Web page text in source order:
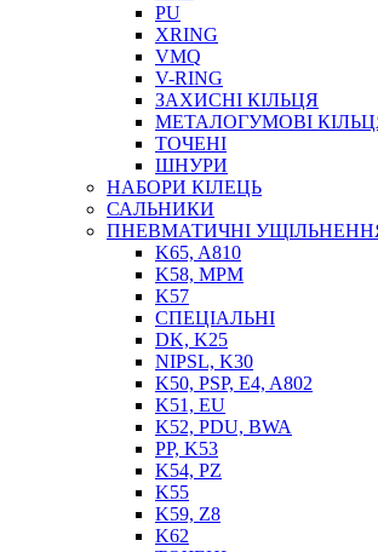
ПІСТОЛЕТИ
НАСОСИ ТА ПОМПИ
НАГНІТАЧІ
МУФТИ (НАСАДКИ) ДЛЯ ШПРИЦІВ
МАСЛЯНКИ, ЛІЙКИ
ПРЕС-МАСЛЯНКИ
ШЛАНГИ, ТРУБКИ
ШПРИЦИ МАСТИЛЬНІ
PU
XRING
VMQ
V-RING
ЗАХИСНІ КІЛЬЦЯ
МЕТАЛОГУМОВІ
ТОЧЕНІ
ШНУРИ
НАБОРИ КІЛЕЦЬ
САЛЬНИКИ
ПНЕВМАТИЧНІ
K65, A810
K58, MPM
K57
СПЕЦІАЛЬНІ
DK, K25
NIPSL, K30
K50, PSP, E4, A802
K51, EU
K52, PDU, BWA
PP, K53
K54, PZ
K55
K59, Z8
K62